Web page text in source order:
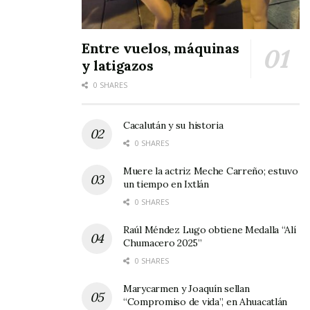
alusivos a la fecha, los disertantes coincidieron
Entre vuelos, máquinas
y latigazos
0 SHARES
Cacalután y su historia
0 SHARES
Muere la actriz Meche Carreño; estuvo
un tiempo en Ixtlán
0 SHARES
Raúl Méndez Lugo obtiene Medalla “Alí
Chumacero 2025”
0 SHARES
Marycarmen y Joaquín sellan
“Compromiso de vida”, en Ahuacatlán